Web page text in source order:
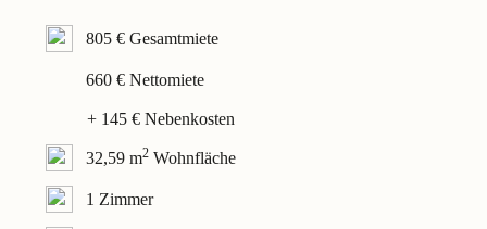
805 € Gesamtmiete
660 € Nettomiete
+ 145 € Nebenkosten
32,59 m2 Wohnfläche
1 Zimmer